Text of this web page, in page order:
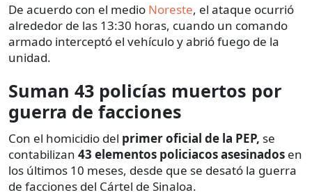
De acuerdo con el medio Noreste, el ataque ocurrió
alrededor de las 13:30 horas, cuando un comando
armado interceptó el vehículo y abrió fuego de la
unidad.
Suman 43 policías muertos por
guerra de facciones
Con el homicidio del primer oficial de la PEP, se
contabilizan 43 elementos policiacos asesinados en
los últimos 10 meses, desde que se desató la guerra
de facciones del Cártel de Sinaloa.